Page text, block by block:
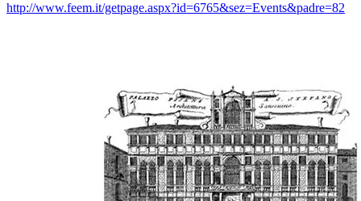
http://www.feem.it/getpage.aspx?id=6765&sez=Events&padre=82